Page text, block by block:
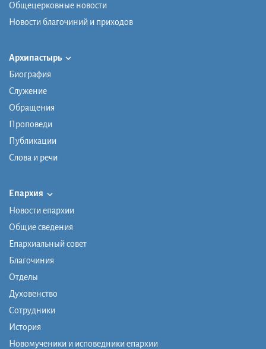
Общецерковные новости
Новости благочиний и приходов
Архипастырь
Биография
Служение
Обращения
Проповеди
Публикации
Слова и речи
Епархия
Новости епархии
Общие сведения
Епархиальный совет
Благочиния
Отделы
Духовенство
Сотрудники
История
Новомученики и исповедники епархии